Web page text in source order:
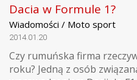
Dacia w Formule 1?
Wiadomości / Moto sport
2014.01.20
Czy rumuńska firma
roku? Jedną z osób